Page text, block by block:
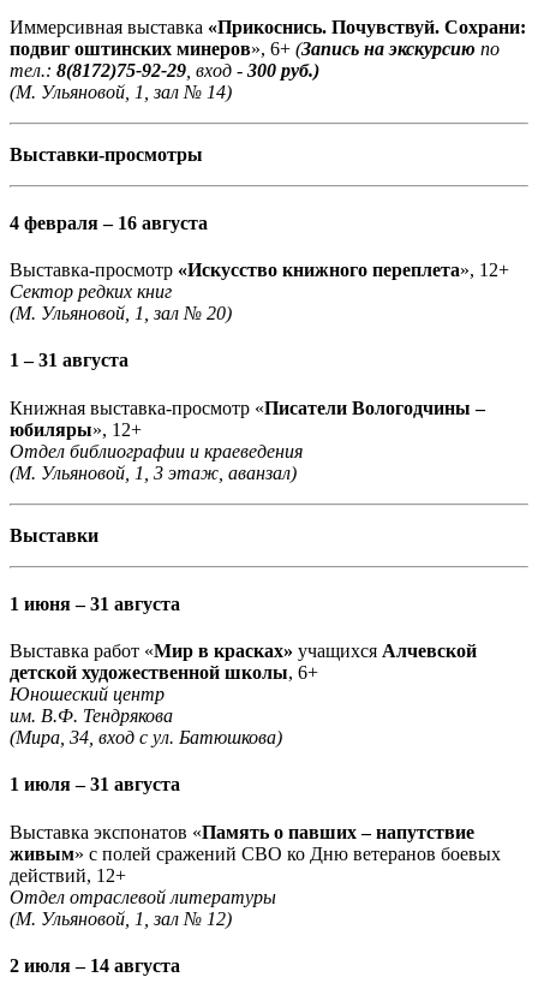
Иммерсивная выставка «Прикоснись. Почувствуй. Сохрани:
подвиг оштинских минеров», 6+ (Запись на экскурсию по
тел.: 8(8172)75-92-29 , вход - 300 руб.)
(М. Ульяновой, 1, зал № 14)
Выставки-просмотры
4 февраля – 16 августа
Выставка-просмотр «Искусство книжного переплета», 12+
Сектор редких книг
(М. Ульяновой, 1, зал № 20)
1 – 31 августа
Книжная выставка-просмотр «Писатели Вологодчины –
юбиляры», 12+
Отдел библиографии и краеведения
(М. Ульяновой, 1, 3 этаж, аванзал)
Выставки
1 июня – 31 августа
Выставка работ «Мир в красках» учащихся Алчевской
детской художественной школы, 6+
Юношеский центр
им. В.Ф. Тендрякова
(Мира, 34, вход с ул. Батюшкова)
1 июля – 31 августа
Выставка экспонатов «Память о павших – напутствие
живым» с полей сражений СВО ко Дню ветеранов боевых
действий, 12+
Отдел отраслевой литературы
(М. Ульяновой, 1, зал № 12)
2 июля – 14 августа